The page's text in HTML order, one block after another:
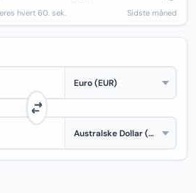
hvert 60. sek. Sidste måned